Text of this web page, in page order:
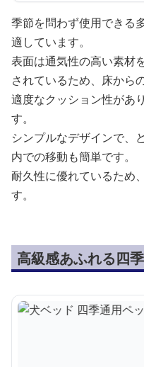
季節を問わず使用できる
適しています。
表面は通気性の高い素材
されているため、床から
適度なクッション性があ
す。
シンプルなデザインで、
内での移動も簡単です。
耐久性に優れているため
す。
高級感あふれる四